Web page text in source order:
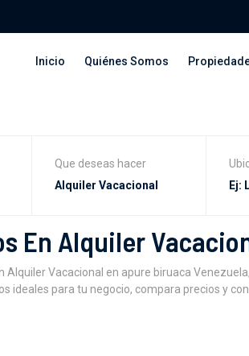
Inicio Quiénes Somos
Que deseas hacer
En Alquiler
Alquiler Vacacional en apure biruaca
ideales para tu negocio, compara precios y